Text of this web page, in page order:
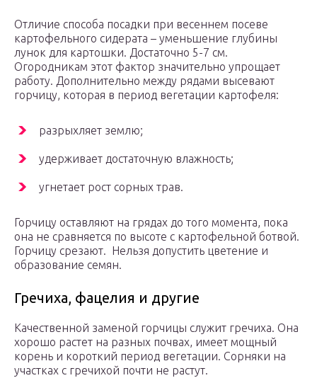
Отличие способа посадки при весеннем посеве
картофельного сидерата – уменьшение глубины
лунок для картошки. Достаточно 5-7 см.
Огородникам этот фактор значительно упрощает
работу. Дополнительно между рядами высевают
горчицу, которая в период вегетации картофеля:
разрыхляет землю;
удерживает достаточную влажность;
угнетает рост сорных трав.
Горчицу оставляют на грядах до того момента, пока
она не сравняется по высоте с картофельной ботвой.
Горчицу срезают. Нельзя допустить цветение и
образование семян.
Гречиха, фацелия и другие
Качественной заменой горчицы служит гречиха. Она
хорошо растет на разных почвах, имеет мощный
корень и короткий период вегетации. Сорняки на
участках с гречихой почти не растут.